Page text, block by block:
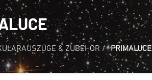
& ZUBEHÖR / PRIMALUCE